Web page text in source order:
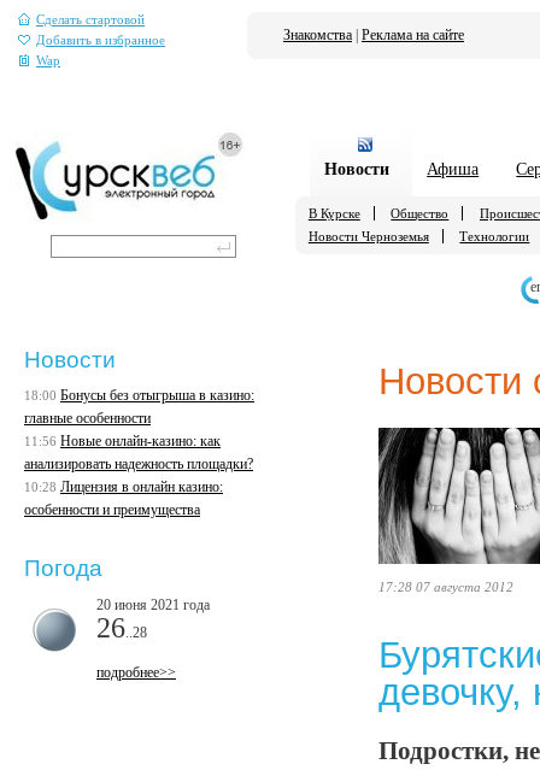
Сделать стартовой
Добавить в избранное
Wap
Знакомства Реклама на сайте
Новости Афиша
В Курске Общество
Новости Черноземья
Технологии
Новости
17:28 07 августа 2012
девочку,
Подростки,
Новости
18:00 Бонусы без отыгрыша в казино:
главные особенности
11:56 Новые онлайн-казино: как
анализировать надежность площадки?
10:28 Лицензия в онлайн казино:
особенности и преимущества
Погода
20 июня 2021 года
26 ..28
подробнее>>